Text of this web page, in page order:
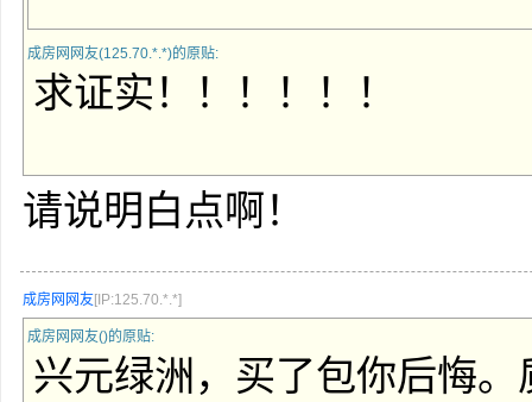
成房网网友(125.70.*.*)的原贴:
求证实！！！！！！
请说明白点啊！
成房网网友[IP:125.70.*.*]
成房网网友()的原贴:
兴元绿洲，买了包你后悔